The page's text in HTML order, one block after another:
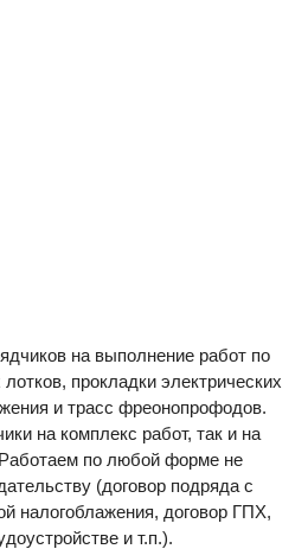
на выполнение работ по
прокладки электрических
и трасс фреонопрофодов.
на комплекс работ, так и на
по любой форме не
(договор подряда с
налогоблажения, договор ГПХ,
и т.п.).